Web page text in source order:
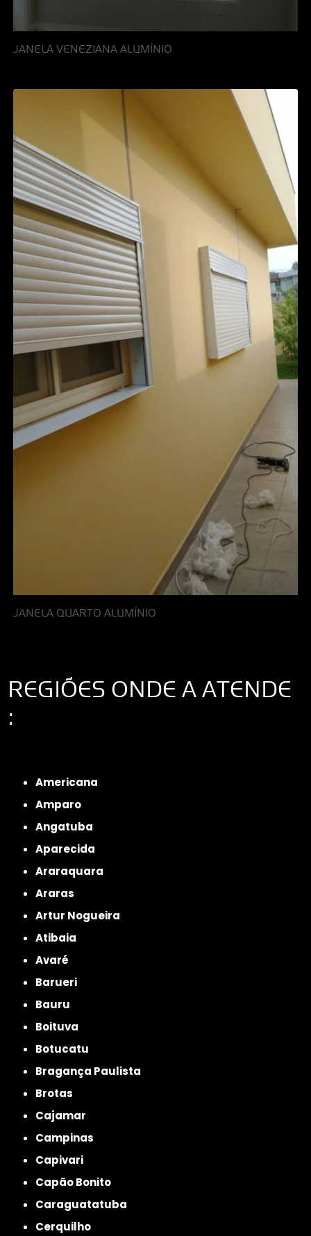
JANELA VENEZIANA ALUMÍNIO
JANELA QUARTO ALUMÍNIO
REGIÕES ONDE A ATENDE
:
Americana
Amparo
Angatuba
Aparecida
Araraquara
Araras
Artur Nogueira
Atibaia
Avaré
Barueri
Bauru
Boituva
Botucatu
Bragança Paulista
Brotas
Cajamar
Campinas
Capivari
Capão Bonito
Caraguatatuba
Cerquilho